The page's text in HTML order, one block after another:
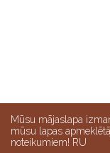
Mūsu mājaslapa
mūsu lapas
noteikumiem! RU